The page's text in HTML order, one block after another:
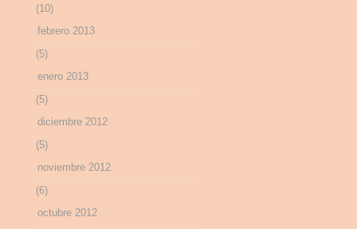
(10)
febrero 2013
(5)
enero 2013
(5)
diciembre 2012
(5)
noviembre 2012
(6)
octubre 2012